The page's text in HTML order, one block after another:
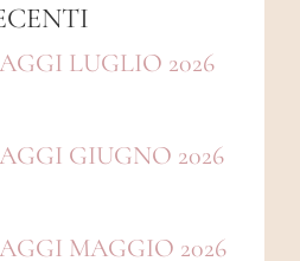
LUGLIO 2026
GIUGNO 2026
MAGGIO 2026